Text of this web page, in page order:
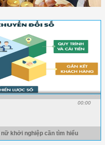
00:00
khởi nghiệp cần tìm hiểu